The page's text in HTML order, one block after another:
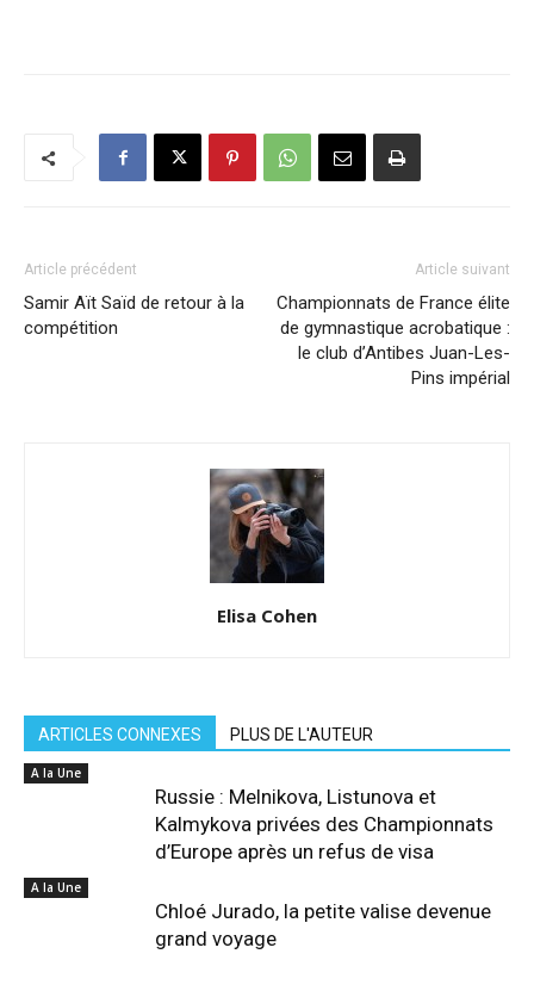
Article précédent
Samir Aït Saïd de retour à la
compétition
Article suivant
Championnats de France élite
de gymnastique acrobatique :
le club d’Antibes Juan-Les-
Pins impérial
Elisa Cohen
ARTICLES CONNEXES PLUS DE L'AUTEUR
A la Une
Russie : Melnikova, Listunova et
Kalmykova privées des Championnats
d’Europe après un refus de visa
A la Une
Chloé Jurado, la petite valise devenue
grand voyage